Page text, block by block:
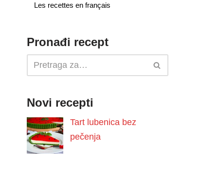
Les recettes en français
Pronađi recept
Novi recepti
Tart lubenica bez
pečenja